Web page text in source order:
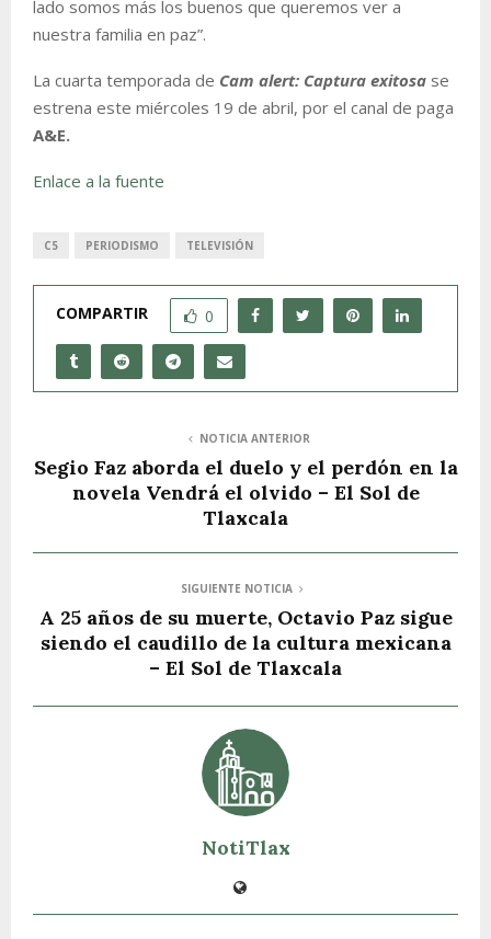
lado somos más los buenos que queremos ver a
nuestra familia en paz”.
La cuarta temporada de Cam alert: Captura exitosa se
estrena este miércoles 19 de abril, por el canal de paga
A&E.
Enlace a la fuente
C5 PERIODISMO TELEVISIÓN
COMPARTIR 0
NOTICIA ANTERIOR
Segio Faz aborda el duelo y el perdón en la
novela Vendrá el olvido – El Sol de
Tlaxcala
SIGUIENTE NOTICIA
A 25 años de su muerte, Octavio Paz sigue
siendo el caudillo de la cultura mexicana
– El Sol de Tlaxcala
NotiTlax